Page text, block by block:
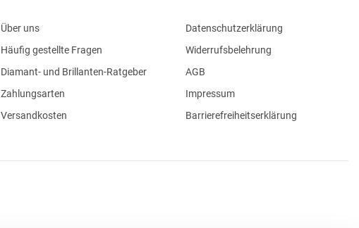
Über uns
Häufig gestellte Fragen
Diamant- und Brillanten-Ratgeber
Zahlungsarten
Versandkosten
Datenschutzerklärung
Widerrufsbelehrung
AGB
Impressum
Barrierefreiheitserklärung